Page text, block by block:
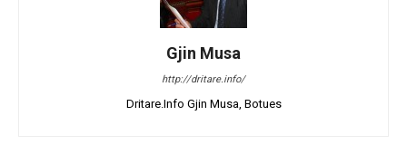
Gjin Musa
http://dritare.info/
Dritare.Info Gjin Musa, Botues